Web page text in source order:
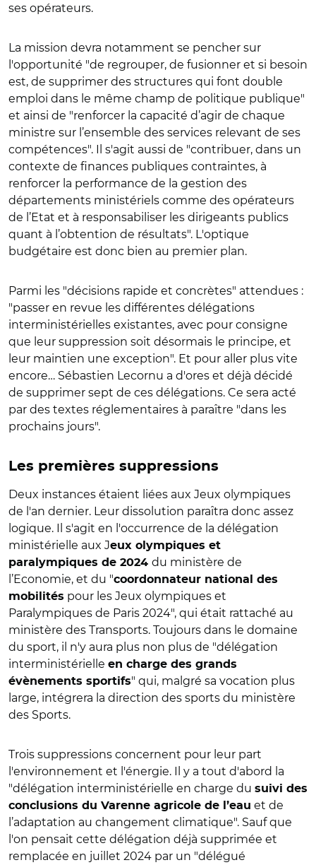
ses opérateurs.
La mission devra notamment se pencher sur
l'opportunité "de regrouper, de fusionner et si besoin
est, de supprimer des structures qui font double
emploi dans le même champ de politique publique"
et ainsi de "renforcer la capacité d’agir de chaque
ministre sur l’ensemble des services relevant de ses
compétences". Il s'agit aussi de "contribuer, dans un
contexte de finances publiques contraintes, à
renforcer la performance de la gestion des
départements ministériels comme des opérateurs
de l’Etat et à responsabiliser les dirigeants publics
quant à l’obtention de résultats". L'optique
budgétaire est donc bien au premier plan.
Parmi les "décisions rapide et concrètes" attendues :
"passer en revue les différentes délégations
interministérielles existantes, avec pour consigne
que leur suppression soit désormais le principe, et
leur maintien une exception". Et pour aller plus vite
encore… Sébastien Lecornu a d'ores et déjà décidé
de supprimer sept de ces délégations. Ce sera acté
par des textes réglementaires à paraître "dans les
prochains jours".
Les premières suppressions
Deux instances étaient liées aux Jeux olympiques
de l'an dernier. Leur dissolution paraîtra donc assez
logique. Il s'agit en l'occurrence de la délégation
ministérielle aux Jeux olympiques et
paralympiques de 2024 du ministère de
l’Economie, et du "coordonnateur national des
mobilités pour les Jeux olympiques et
Paralympiques de Paris 2024", qui était rattaché au
ministère des Transports. Toujours dans le domaine
du sport, il n'y aura plus non plus de "délégation
interministérielle en charge des grands
évènements sportifs" qui, malgré sa vocation plus
large, intégrera la direction des sports du ministère
des Sports.
Trois suppressions concernent pour leur part
l'environnement et l'énergie. Il y a tout d'abord la
"délégation interministérielle en charge du suivi des
conclusions du Varenne agricole de l’eau et de
l’adaptation au changement climatique". Sauf que
l'on pensait cette délégation déjà supprimée et
remplacée en juillet 2024 par un "délégué